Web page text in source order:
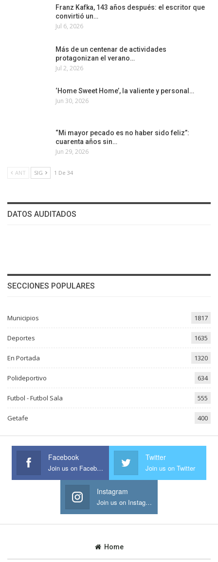
Franz Kafka, 143 años después: el escritor que
convirtió un…
Jul 6, 2026
Más de un centenar de actividades
protagonizan el verano…
Jul 2, 2026
‘Home Sweet Home’, la valiente y personal…
Jun 30, 2026
“Mi mayor pecado es no haber sido feliz”:
cuarenta años sin…
Jun 29, 2026
ANT SIG 1 De 34
DATOS AUDITADOS
SECCIONES POPULARES
Municipios 1817
Deportes 1635
En Portada 1320
Polideportivo 634
Futbol - Futbol Sala 555
Getafe 400
Facebook
Join us on Facebook
Twitter
Join us on Twitter
Instagram
Join us on Instagram
Home